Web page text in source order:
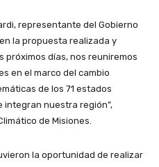
representante del Gobierno
la propuesta realizada y
próximos días, nos reuniremos
en el marco del cambio
de los 71 estados
integran nuestra región”,
de Misiones.
la oportunidad de realizar